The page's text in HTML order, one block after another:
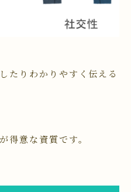
たりわかりやすく伝える
得意な資質です。